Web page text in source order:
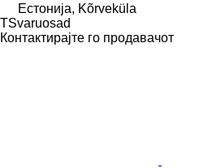
Естонија, Kõrveküla
TSvaruosad
Контактирајте го продавачот